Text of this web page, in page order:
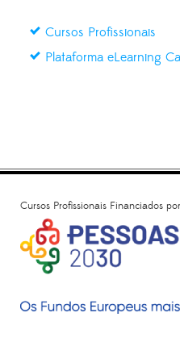
Cursos Profissionais
Plataforma eLearning
Cursos Profissionais Financiados